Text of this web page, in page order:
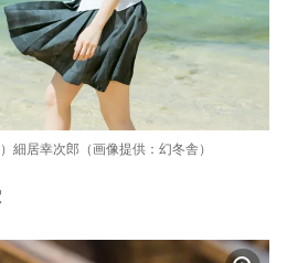
細居幸次郎（画像提供：幻冬舎）